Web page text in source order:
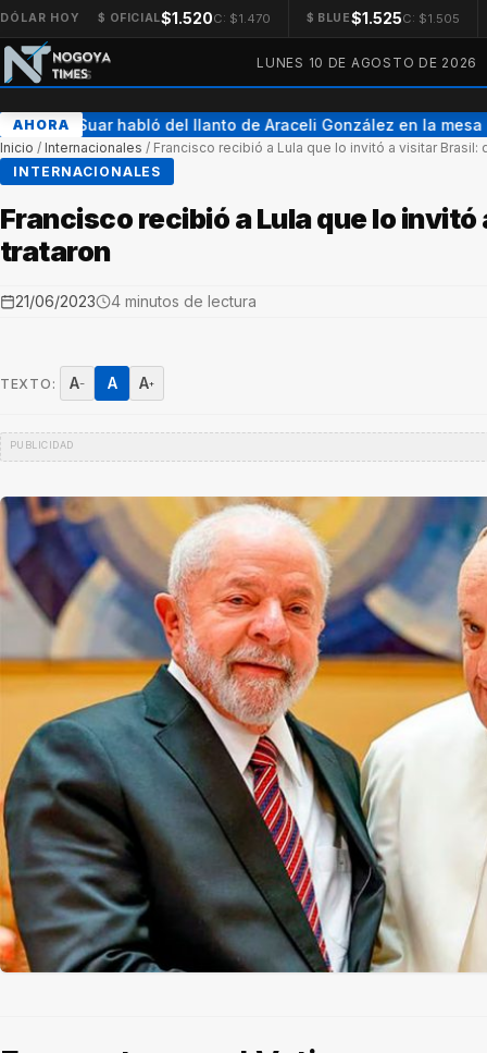
DÓLAR HOY $ OFICIAL$1.520C: $1.470 $ BLUE$1.525C: $1.505
LUNES 10 DE AGOSTO DE 2026
AHORA
Adrián Suar habló del llanto de Araceli González en la mesa
Inicio / Internacionales / Francisco recibió a Lula que lo invitó a visitar Brasil:
INTERNACIONALES
Francisco recibió a Lula que lo
trataron
21/06/2023 4 minutos de lectura
TEXTO: A− A A+